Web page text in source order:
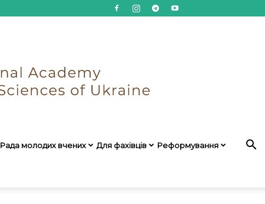
Рада молодих вчених Для фахівців Реформування